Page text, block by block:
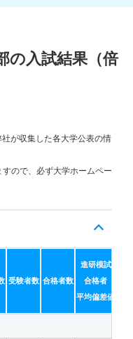
の入試結果（倍
社が収集した各大学公表の情
ので、必ず大学ホームペー
受験者数 合格者数
進研模試
合格者
平均偏差値